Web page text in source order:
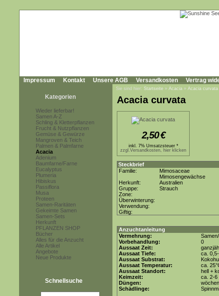
Impressum Kontakt Unsere AGB Versandkosten Vertrag
Kategorien
Wieder lieferbar!
Samen A-Z
Schling & Kletterpflanzen
Frucht & Nutzpflanzen
Gemüse & Gewürze
Mangroven & Teich
Palmen & Palmfarne
Acacia
Adenium
Baumfarne/Farne
Eucalyptus
Plumeria
Hibiskus
Passiflora
Musa
Proteen
Samen-Raritäten
Gekeimte Samen
Samen-Sets
Herkunft
PFLANZEN SHOP
Bücher
Alles für die Anzucht
Alle Artikel
Angebote
Neue Produkte
Schnellsuche
Sie sind hier: Startseite » Acacia » Acacia curvata
Acacia curvata
2,50€
inkl. 7% Umsatzsteuer *
zzgl.Versandkosten, hier klicken
Steckbrief
Familie:
Mimosaceae
Mimosengewächse
Herkunft:
Australien
Gruppe:
Strauch
Zone:
Überwinterung:
Verwendung:
Giftig:
Anzuchtanleitung
Vermehrung:
Vorbehandlung:
0
Aussaat Zeit:
Aussaat Tiefe:
ca.
Aussaat Substrat:
Aussaat Temperatur:
ca.
Aussaat Standort:
hell +
Keimzeit:
ca. 2-6
Düngen:
Schädlinge: